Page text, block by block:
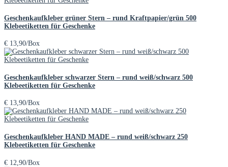
Geschenkaufkleber grüner Stern – rund Kraftpapier/grün 500
Klebeetiketten für Geschenke
€ 13,90/Box
Geschenkaufkleber schwarzer Stern – rund weiß/schwarz 500
Klebeetiketten für Geschenke
€ 13,90/Box
Geschenkaufkleber HAND MADE – rund weiß/schwarz 250
Klebeetiketten für Geschenke
€ 12,90/Box